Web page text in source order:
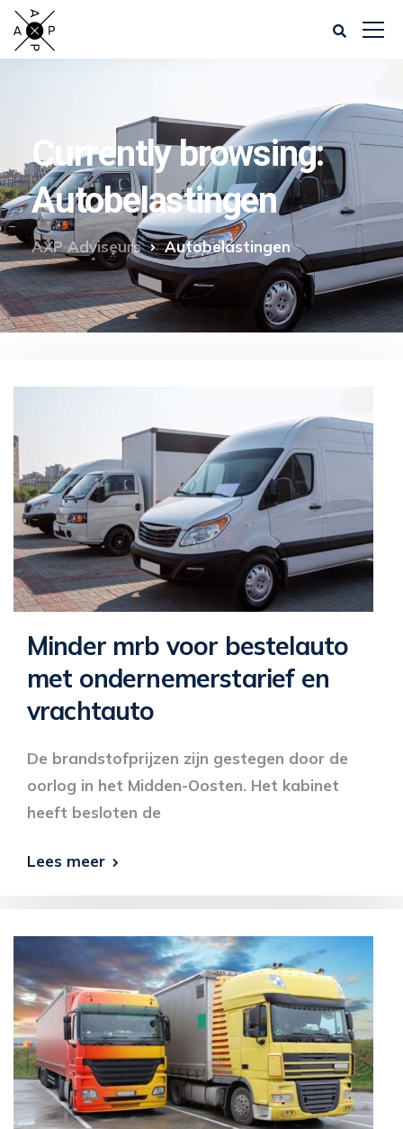
Currently browsing:
Autobelastingen
AXP Adviseurs Autobelastingen
Minder mrb voor bestelauto
met ondernemerstarief en
vrachtauto
De brandstofprijzen zijn gestegen door de
oorlog in het Midden-Oosten. Het kabinet
heeft besloten de
Lees meer